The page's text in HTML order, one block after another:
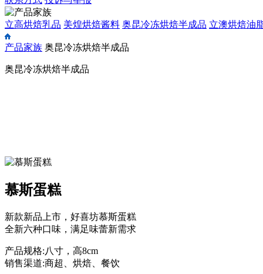
立高烘焙乳品 美煌烘焙酱料 奥昆冷冻烘焙半成品 立澳烘焙油
产品家族 奥昆冷冻烘焙半成品
奥昆冷冻烘焙半成品
慕斯蛋糕
新款新品上市，好喜坊慕斯蛋糕
全新六种口味，满足味蕾新需求
产品规格:八寸，高8cm
销售渠道:商超、烘焙、餐饮